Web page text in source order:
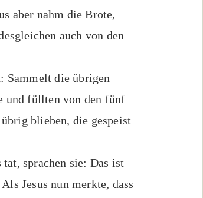
aber nahm die Brote,
auch von den
Sammelt die übrigen
und füllten von den fünf
blieben, die gespeist
tat, sprachen sie: Das ist
Jesus nun merkte, dass